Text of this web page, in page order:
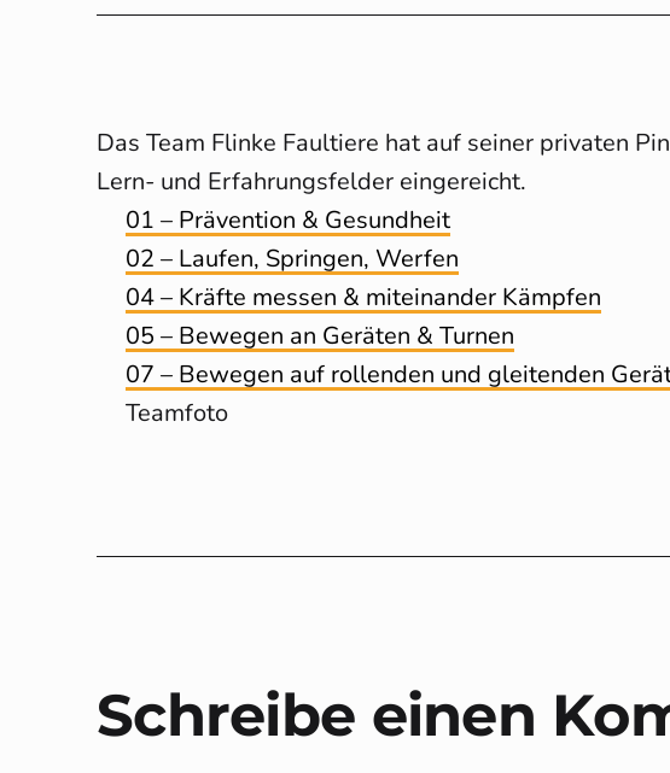
Das Team Flinke Faultiere hat auf seiner privaten
Lern- und Erfahrungsfelder eingereicht.
01 – Prävention & Gesundheit
02 – Laufen, Springen, Werfen
04 – Kräfte messen & miteinander Kämpfen
05 – Bewegen an Geräten & Turnen
07 – Bewegen auf rollenden und gleitenden
Teamfoto
Schreibe einen